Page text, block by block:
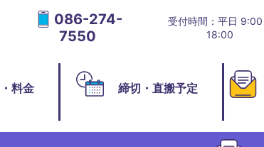
086-274-
7550
受付時間：平日 9:00
18:00
料金 締切・直搬予定